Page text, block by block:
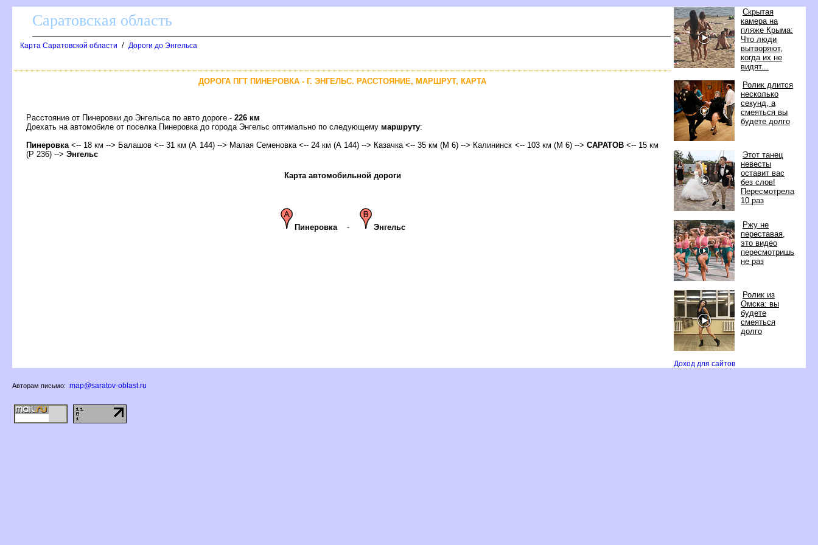
Скрытая
камера на
пляже Крыма:
Что люди
ытворяют,
когда их не
идят...
Ролик длится
несколько
секунд, а
смеяться вы
удете долго
Этот танец
невесты
оставит вас
ез слов!
Пересмотрела
10 раз
Ржу не
переставая,
это видео
пересмотришь
не раз
Ролик из
Омска: вы
удете
смеяться
долго
Доход для сайто
Саратовская область
Карта Саратовской области / Дороги до Энгельса
ДОРОГА ПГТ ПИНЕРОВКА - Г. ЭНГЕЛЬС. РАССТОЯНИЕ, МАРШРУТ, КАРТА
Расстояние от Пинеровки до Энгельса по авто дороге - 226 км
Доехать на автомобиле от поселка Пинеровка до города Энгельс оптимально по следующему маршруту:
Пинеровка <-- 18 км --> Балашо <-- 31 км (А 144) --> Малая Семеновка <-- 24 км (А 144) --> Казачка <-- 35 км (М 6) --> Калининск <-- 103 км (М 6) --> САРАТО<-- 15 км
(Р 236) --> Энгельс
Карта автомобильной дороги
Пинеровка- Энгельс
Авторам письмо: map@saratov-oblast.ru